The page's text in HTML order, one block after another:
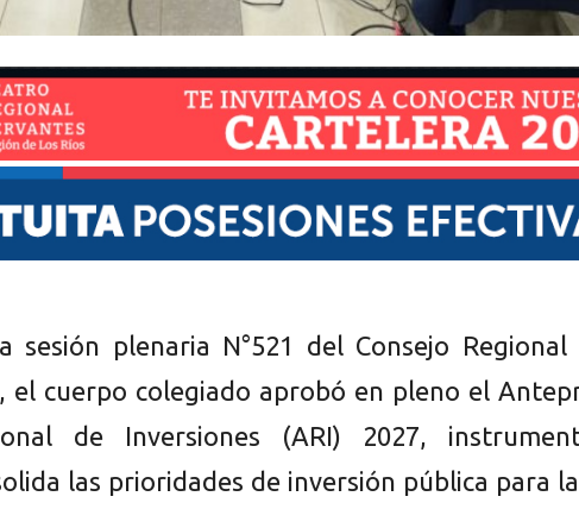
sesión plenaria N°521 del Consejo Regional
el cuerpo colegiado aprobó en pleno el
de Inversiones (ARI) 2027,
las prioridades de inversión pública para